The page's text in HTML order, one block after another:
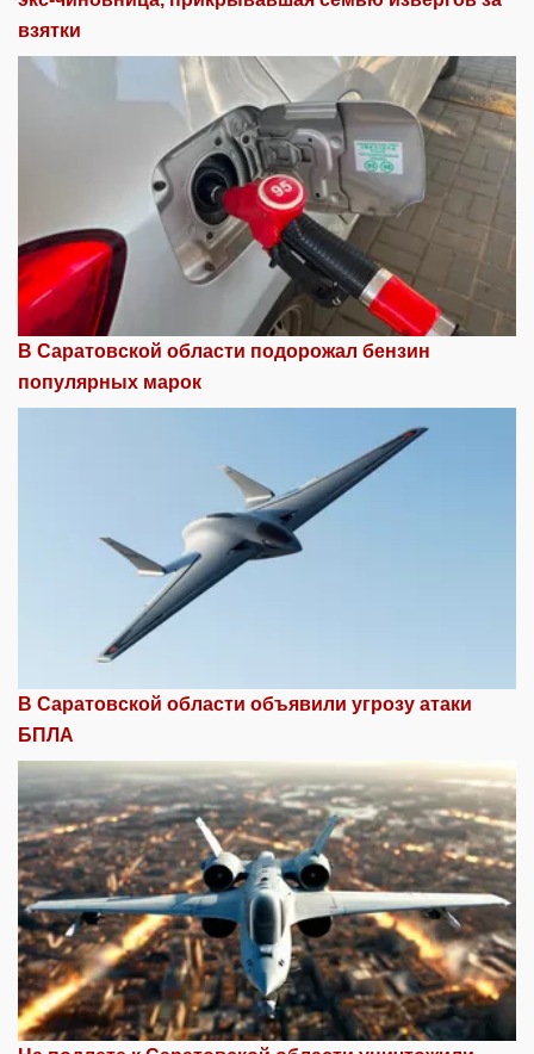
взятки
В Саратовской области подорожал бензин
популярных марок
В Саратовской области объявили угрозу атаки
БПЛА